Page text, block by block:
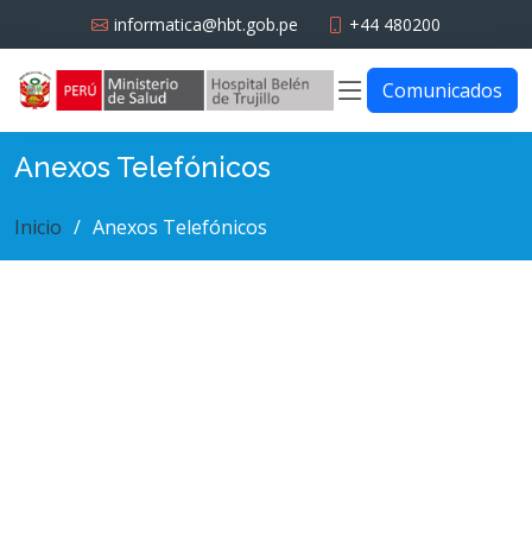
informatica@hbt.gob.pe +44 480200
Comunicados
Anexos Telefónicos
Inicio Anexos Telefónicos